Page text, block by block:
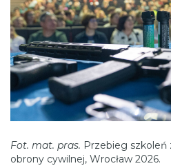
Fot. mat. pras. Przebieg szkoleń
obrony cywilnej, Wrocław 2026.